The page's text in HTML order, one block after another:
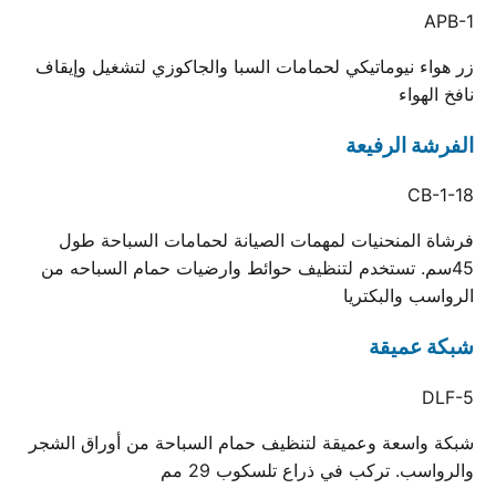
APB-1
زر هواء نيوماتيكي لحمامات السبا والجاكوزي لتشغيل وإيقاف
نافخ الهواء
الفرشة الرفيعة
CB-1-18
فرشاة المنحنيات لمهمات الصيانة لحمامات السباحة طول
45سم. تستخدم لتنظيف حوائط وارضيات حمام السباحه من
الرواسب والبكتريا
شبكة عميقة
DLF-5
شبكة واسعة وعميقة لتنظيف حمام السباحة من أوراق الشجر
والرواسب. تركب في ذراع تلسكوب 29 مم